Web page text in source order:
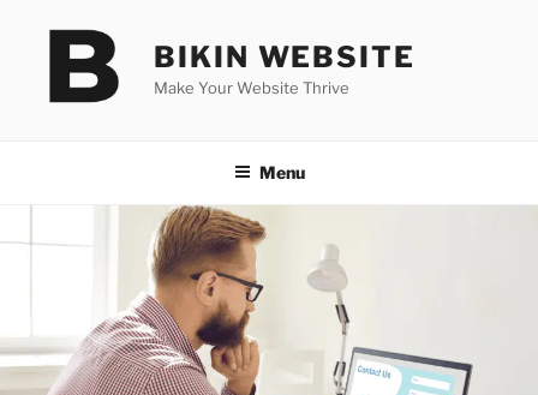
BIKIN WEBSITE
Make Your Website Thrive
Menu